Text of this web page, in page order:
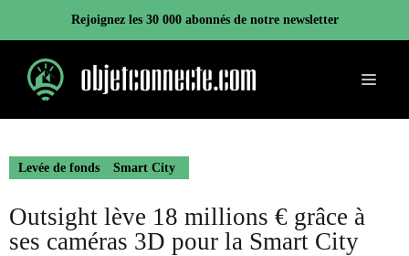
contenu
Rejoignez les 30 000 abonnés de notre newsletter
Menu
Levée de fonds Smart City
Outsight lève 18 millions € grâce à
ses caméras 3D pour la Smart City